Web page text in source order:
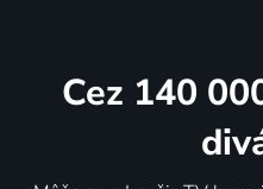
Cez 140